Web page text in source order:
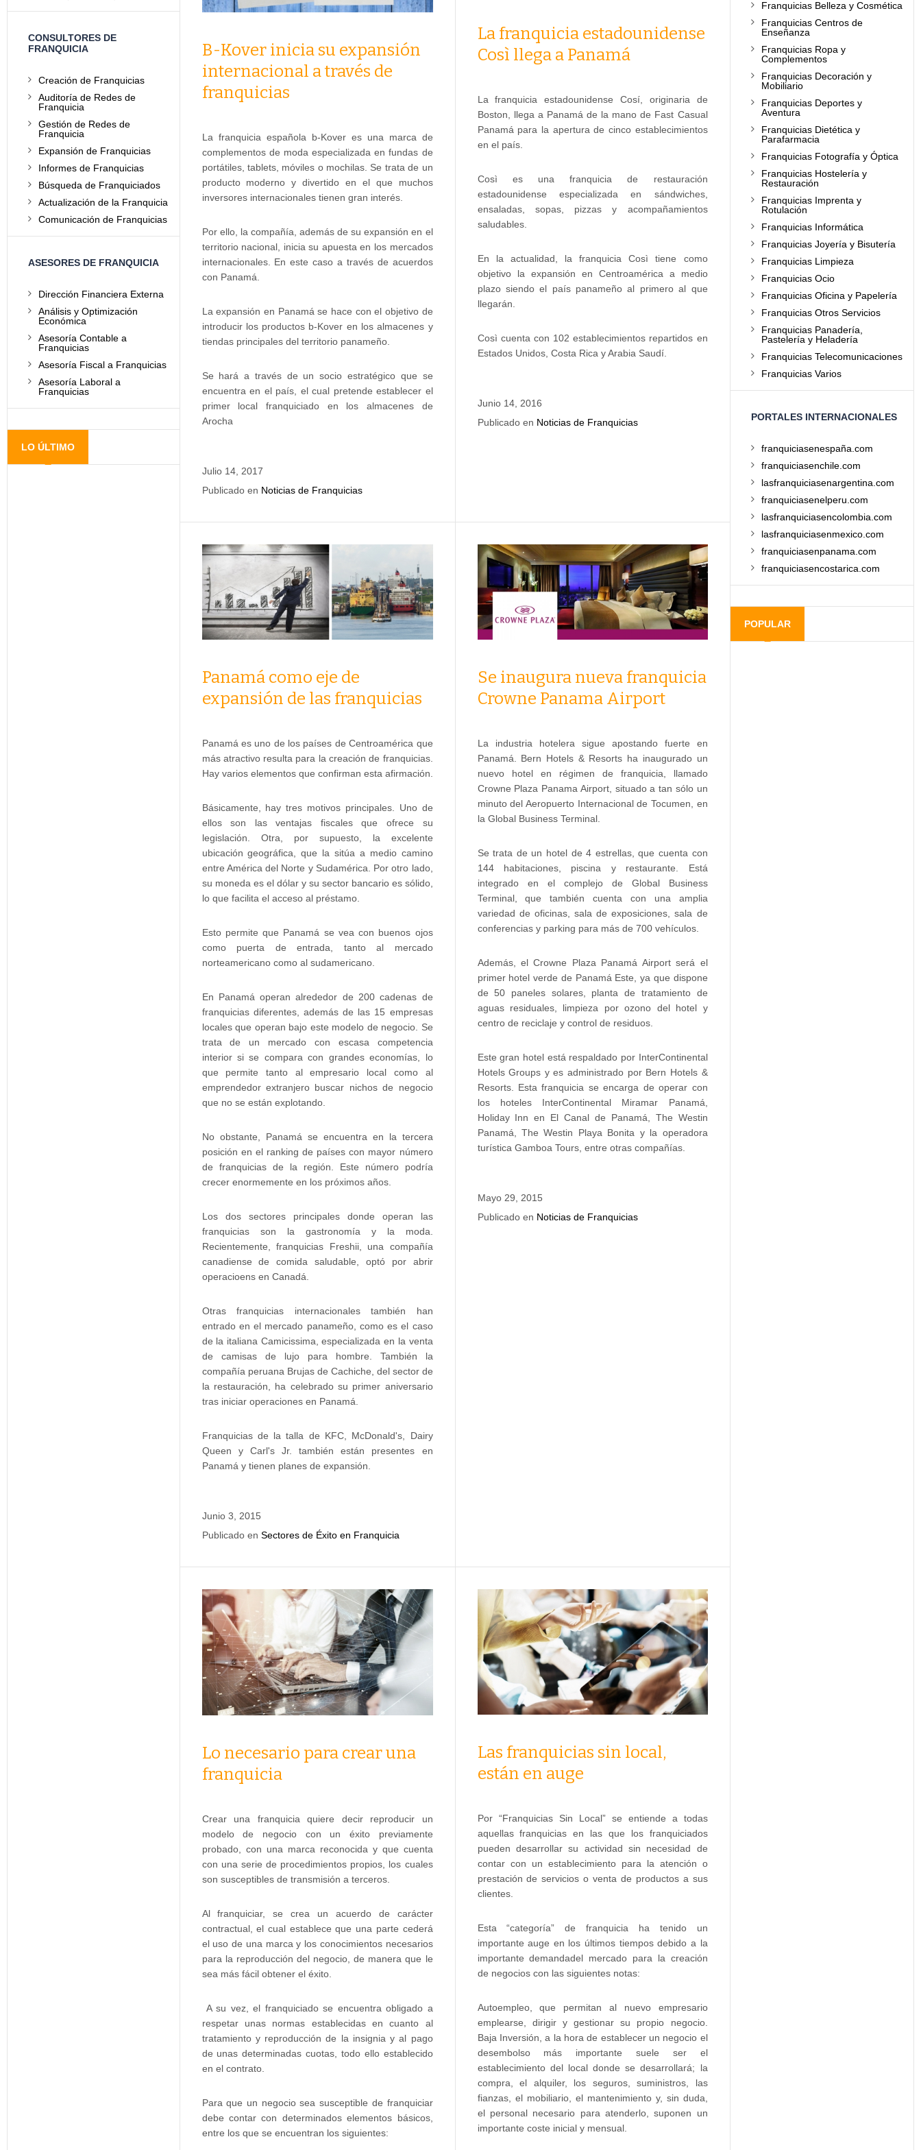
B-Kover inicia su expansión
internacional a través de
franquicias
La franquicia española b-Kover es una marca de
complementos de moda especializada en fundas de
portátiles, tablets, móviles o mochilas. Se trata de un
producto moderno y divertido en el que muchos
inversores internacionales tienen gran interés.
Por ello, la compañía, además de su expansión en el
territorio nacional, inicia su apuesta en los mercados
internacionales. En este caso a través de acuerdos
con Panamá.
La expansión en Panamá se hace con el objetivo de
introducir los productos b-Kover en los almacenes y
tiendas principales del territorio panameño.
Se hará a través de un socio estratégico que se
encuentra en el país, el cual pretende establecer el
primer local franquiciado en los almacenes de
Arocha
Julio 14, 2017
Publicado en Noticias de Franquicias
La franquicia estadounidense
Così llega a Panamá
La franquicia estadounidense Cosí, originaria de
Boston, llega a Panamá de la mano de Fast Casual
Panamá para la apertura de cinco establecimientos
en el país.
Così es una franquicia de restauración
estadounidense especializada en sándwiches,
ensaladas, sopas, pizzas y acompañamientos
saludables.
En la actualidad, la franquicia Così tiene como
objetivo la expansión en Centroamérica a medio
plazo siendo el país panameño al primero al que
llegarán.
Così cuenta con 102 establecimientos repartidos en
Estados Unidos, Costa Rica y Arabia Saudí.
Junio 14, 2016
Publicado en Noticias de Franquicias
Panamá como eje de
expansión de las franquicias
Panamá es uno de los países de Centroamérica que
más atractivo resulta para la creación de franquicias.
Hay varios elementos que confirman esta afirmación.
Básicamente, hay tres motivos principales. Uno de
ellos son las ventajas fiscales que ofrece su
legislación. Otra, por supuesto, la excelente
ubicación geográfica, que la sitúa a medio camino
entre América del Norte y Sudamérica. Por otro lado,
su moneda es el dólar y su sector bancario es sólido,
lo que facilita el acceso al préstamo.
Esto permite que Panamá se vea con buenos ojos
como puerta de entrada, tanto al mercado
norteamericano como al sudamericano.
En Panamá operan alrededor de 200 cadenas de
franquicias diferentes, además de las 15 empresas
locales que operan bajo este modelo de negocio. Se
trata de un mercado con escasa competencia
interior si se compara con grandes economías, lo
que permite tanto al empresario local como al
emprendedor extranjero buscar nichos de negocio
que no se están explotando.
No obstante, Panamá se encuentra en la tercera
posición en el ranking de países con mayor número
de franquicias de la región. Este número podría
crecer enormemente en los próximos años.
Los dos sectores principales donde operan las
franquicias son la gastronomía y la moda.
Recientemente, franquicias Freshii, una compañía
canadiense de comida saludable, optó por abrir
operacioens en Canadá.
Otras franquicias internacionales también han
entrado en el mercado panameño, como es el caso
de la italiana Camicissima, especializada en la venta
de camisas de lujo para hombre. También la
compañía peruana Brujas de Cachiche, del sector de
la restauración, ha celebrado su primer aniversario
tras iniciar operaciones en Panamá.
Franquicias de la talla de KFC, McDonald's, Dairy
Queen y Carl's Jr. también están presentes en
Panamá y tienen planes de expansión.
Junio 3, 2015
Publicado en Sectores de Éxito en Franquicia
Se inaugura nueva franquicia
Crowne Panama Airport
La industria hotelera sigue apostando fuerte en
Panamá. Bern Hotels & Resorts ha inaugurado un
nuevo hotel en régimen de franquicia, llamado
Crowne Plaza Panama Airport, situado a tan sólo un
minuto del Aeropuerto Internacional de Tocumen, en
la Global Business Terminal.
Se trata de un hotel de 4 estrellas, que cuenta con
144 habitaciones, piscina y restaurante. Está
integrado en el complejo de Global Business
Terminal, que también cuenta con una amplia
variedad de oficinas, sala de exposiciones, sala de
conferencias y parking para más de 700 vehículos.
Además, el Crowne Plaza Panamá Airport será el
primer hotel verde de Panamá Este, ya que dispone
de 50 paneles solares, planta de tratamiento de
aguas residuales, limpieza por ozono del hotel y
centro de reciclaje y control de residuos.
Este gran hotel está respaldado por InterContinental
Hotels Groups y es administrado por Bern Hotels &
Resorts. Esta franquicia se encarga de operar con
los hoteles InterContinental Miramar Panamá,
Holiday Inn en El Canal de Panamá, The Westin
Panamá, The Westin Playa Bonita y la operadora
turística Gamboa Tours, entre otras compañías.
Mayo 29, 2015
Publicado en Noticias de Franquicias
Lo necesario para crear una
franquicia
Crear una franquicia quiere decir reproducir un
modelo de negocio con un éxito previamente
probado, con una marca reconocida y que cuenta
con una serie de procedimientos propios, los cuales
son susceptibles de transmisión a terceros.
Al franquiciar, se crea un acuerdo de carácter
contractual, el cual establece que una parte cederá
el uso de una marca y los conocimientos necesarios
para la reproducción del negocio, de manera que le
sea más fácil obtener el éxito.
A su vez, el franquiciado se encuentra obligado a
respetar unas normas establecidas en cuanto al
tratamiento y reproducción de la insignia y al pago
de unas determinadas cuotas, todo ello establecido
en el contrato.
Para que un negocio sea susceptible de franquiciar
debe contar con determinados elementos básicos,
entre los que se encuentran los siguientes:
Las franquicias sin local,
están en auge
Por “Franquicias Sin Local” se entiende a todas
aquellas franquicias en las que los franquiciados
pueden desarrollar su actividad sin necesidad de
contar con un establecimiento para la atención o
prestación de servicios o venta de productos a sus
clientes.
Esta “categoría” de franquicia ha tenido un
importante auge en los últimos tiempos debido a la
importante demandadel mercado para la creación
de negocios con las siguientes notas:
Autoempleo, que permitan al nuevo empresario
emplearse, dirigir y gestionar su propio negocio.
Baja Inversión, a la hora de establecer un negocio el
desembolso más importante suele ser el
establecimiento del local donde se desarrollará; la
compra, el alquiler, los seguros, suministros, las
fianzas, el mobiliario, el mantenimiento y, sin duda,
el personal necesario para atenderlo, suponen un
importante coste inicial y mensual.
Franquicias Belleza y Cosmética
Franquicias Centros de
Enseñanza
Franquicias Ropa y
Complementos
Franquicias Decoración y
Mobiliario
Franquicias Deportes y
Aventura
Franquicias Dietética y
Parafarmacia
Franquicias Fotografía y Óptica
Franquicias Hostelería y
Restauración
Franquicias Imprenta y
Rotulación
Franquicias Informática
Franquicias Joyería y Bisutería
Franquicias Limpieza
Franquicias Ocio
Franquicias Oficina y Papelería
Franquicias Otros Servicios
Franquicias Panadería,
Pastelería y Heladería
Franquicias Telecomunicaciones
Franquicias Varios
PORTALES INTERNACIONALES
franquiciasenespaña.com
franquiciasenchile.com
lasfranquiciasenargentina.com
franquiciasenelperu.com
lasfranquiciasencolombia.com
lasfranquiciasenmexico.com
franquiciasenpanama.com
franquiciasencostarica.com
POPULAR
CONSULTORES DE
FRANQUICIA
Creación de Franquicias
Auditoría de Redes de
Franquicia
Gestión de Redes de
Franquicia
Expansión de Franquicias
Informes de Franquicias
Búsqueda de Franquiciados
Actualización de la Franquicia
Comunicación de Franquicias
ASESORES DE FRANQUICIA
Dirección Financiera Externa
Análisis y Optimización
Económica
Asesoría Contable a
Franquicias
Asesoría Fiscal a Franquicias
Asesoría Laboral a
Franquicias
LO ÚLTIMO